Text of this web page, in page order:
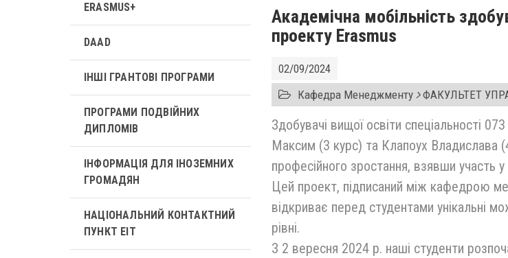
Академічна мобільність
проекту Erasmus
02/09/2024
Кафедра Менеджменту ФАКУЛЬТЕТ
Здобувачі вищої освіти
Максим (3 курс) та Клапоух Владислава
професійного зростання, взявши участь
Цей проект, підписаний між кафедрою
відкриває перед студентами унікальні
рівні.
З 2 вересня 2024 р. наші студенти
ERASMUS+
DAAD
ІНШІ ГРАНТОВІ ПРОГРАМИ
ПРОГРАМИ ПОДВІЙНИХ
ДИПЛОМІВ
ІНФОРМАЦІЯ ДЛЯ ІНОЗЕМНИХ
ГРОМАДЯН
НАЦІОНАЛЬНИЙ КОНТАКТНИЙ
ПУНКТ ЕІТ